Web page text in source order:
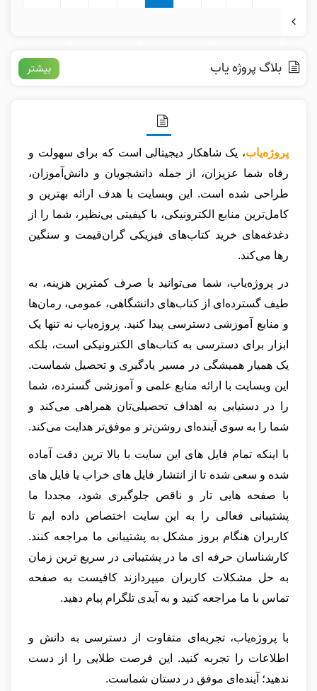
بلاگ پروژه یاب بیشتر
پروژه‌یاب، یک شاهکار دیجیتالی است که برای سهولت و
رفاه شما عزیزان، از جمله دانشجویان و دانش‌آموزان،
طراحی شده است. این وبسایت با هدف ارائه بهترین و
کامل‌ترین منابع الکترونیکی، با کیفیتی بی‌نظیر، شما را از
دغدغه‌های خرید کتاب‌های فیزیکی گران‌قیمت و سنگین
رها می‌کند.
در پروژه‌یاب، شما می‌توانید با صرف کمترین هزینه، به
طیف گسترده‌ای از کتاب‌های دانشگاهی، عمومی، رمان‌ها
و منابع آموزشی دسترسی پیدا کنید. پروژه‌یاب نه تنها یک
ابزار برای دسترسی به کتاب‌های الکترونیکی است، بلکه
یک همیار همیشگی در مسیر یادگیری و تحصیل شماست.
این وبسایت با ارائه منابع علمی و آموزشی گسترده، شما
را در دستیابی به اهداف تحصیلی‌تان همراهی می‌کند و
شما را به سوی آینده‌ای روشن‌تر و موفق‌تر هدایت می‌کند.
با اینکه تمام فایل های این سایت با بالا ترین دقت آماده
شده و سعی شده تا از انتشار فایل های خراب یا فایل های
با صفحه هایی تار و ناقص جلوگیری شود، مجددا ما
پشتیبانی فعالی را به این سایت اختصاص داده ایم تا
کاربران هنگام بروز مشکل به پشتیبانی ما مراجعه کنند.
کارشناسان حرفه ای ما در پشتیبانی در سریع ترین زمان
به حل مشکلات کاربران میپردازند کافیست به صفحه
تماس با ما مراجعه کنید و به آیدی تلگرام پیام دهید.
با پروژه‌یاب، تجربه‌ای متفاوت از دسترسی به دانش و
اطلاعات را تجربه کنید. این فرصت طلایی را از دست
ندهید؛ آینده‌ای موفق در دستان شماست.